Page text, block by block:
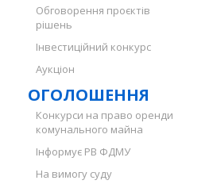
Обговорення проєктів
рішень
Інвестиційний конкурс
Аукціон
ОГОЛОШЕННЯ
Конкурси на право оренди
комунального майна
Інформує РВ ФДМУ
На вимогу суду